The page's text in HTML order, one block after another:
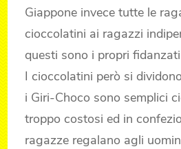
Giappone invece tutte le
cioccolatini ai ragazzi
questi sono i propri
I cioccolatini però si
i Giri-Choco sono semplici
troppo costosi ed in
ragazze regalano agli